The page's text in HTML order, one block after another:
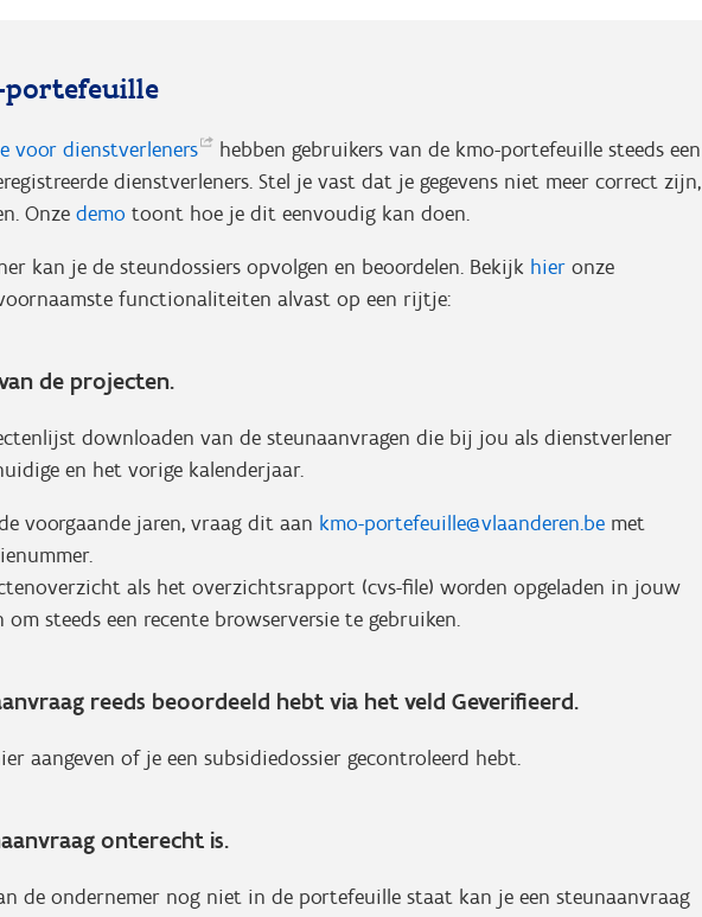
portefeuille
voor dienstverleners
hebben gebruikers van de kmo-portefeuille steeds een
dienstverleners. Stel je vast dat je gegevens niet meer correct zijn,
Onze demo toont hoe je dit eenvoudig kan doen.
kan je de steundossiers opvolgen en beoordelen. Bekijk hier onze
functionaliteiten alvast op een rijtje:
de projecten.
downloaden van de steunaanvragen die bij jou als dienstverlener
en het vorige kalenderjaar.
voorgaande jaren, vraag dit aan kmo-portefeuille@vlaanderen.be met
als het overzichtsrapport (cvs-file) worden opgeladen in jouw
om steeds een recente browserversie te gebruiken.
reeds beoordeeld hebt via het veld Geverifieerd.
aangeven of je een subsidiedossier gecontroleerd hebt.
onterecht is.
de ondernemer nog niet in de portefeuille staat kan je een steunaanvraag